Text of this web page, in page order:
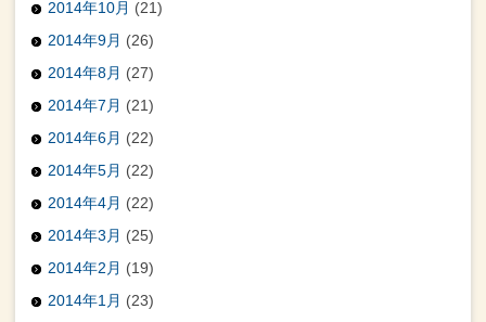
2014年10月 (21)
2014年9月 (26)
2014年8月 (27)
2014年7月 (21)
2014年6月 (22)
2014年5月 (22)
2014年4月 (22)
2014年3月 (25)
2014年2月 (19)
2014年1月 (23)